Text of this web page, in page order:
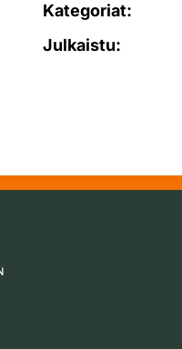
Kategoriat:
Julkaistu: